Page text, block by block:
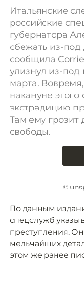
Итальянские
российские
губернатора
сбежать из-
сообщила
улизнул из-
марта.
накануне
экстрадицию
Там ему грозит
свободы.
©
По данным
спецслужб
преступления.
мельчайших
этом же ранее